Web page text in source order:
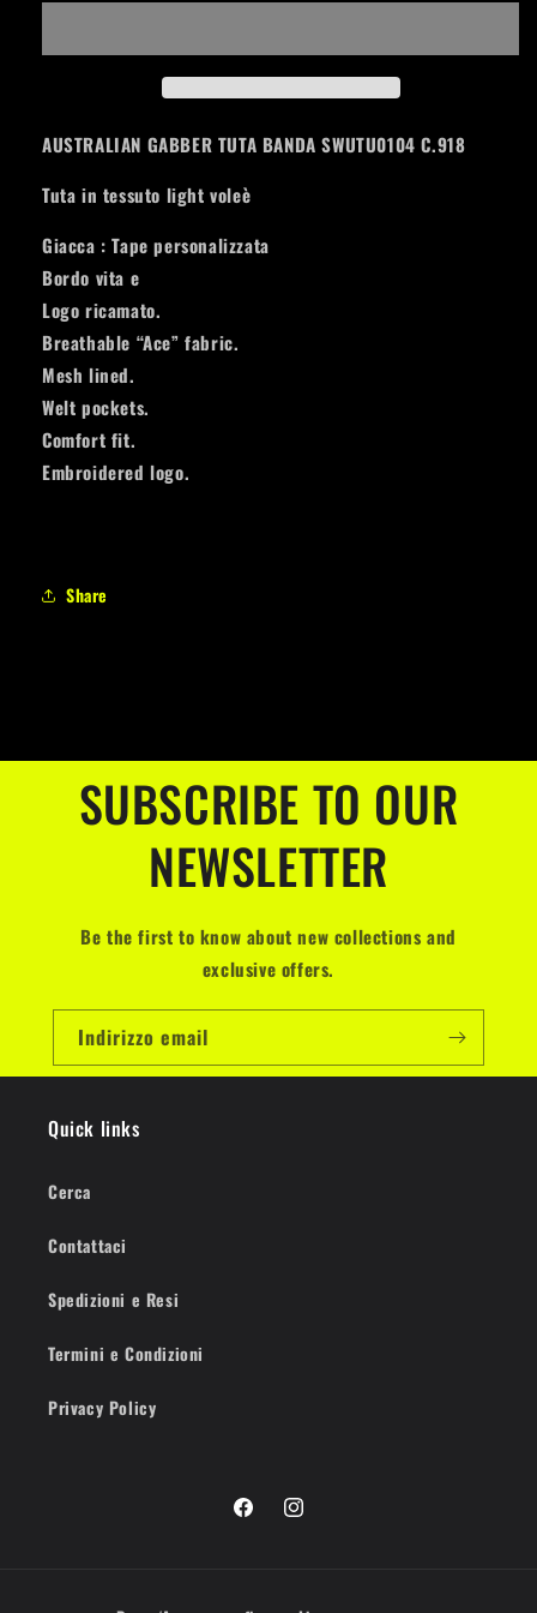
SWUTU0104SWUTU0104
AUSTRALIAN GABBER TUTA BANDA SWUTU0104 C.918
Tuta in tessuto light voleè
Giacca : Tape personalizzata
Bordo vita e
Logo ricamato.
Breathable “Ace” fabric.
Mesh lined.
Welt pockets.
Comfort fit.
Embroidered logo.
Share
SUBSCRIBE TO OUR
NEWSLETTER
Be the first to know about new collections and
exclusive offers.
Indirizzo email
Quick links
Cerca
Contattaci
Spedizioni e Resi
Termini e Condizioni
Privacy Policy
FacebookInstagram